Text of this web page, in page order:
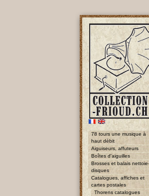
78 tours une musique à
haut débit
Aiguiseurs, affuteurs
Boîtes d'aiguilles
Brosses et balais nettoie-
disques
Catalogues, affiches et
cartes postales
Thorens catalogues